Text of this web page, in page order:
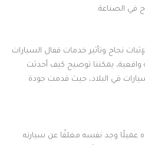
في الصناعة.
نجاح وتأثير خدمات قفال السيارات
يمكننا توضيح كيف أحدثت
في البلاد، حيث قدمت جودة
عميلًا وجد نفسه مغلقًا عن سيارته